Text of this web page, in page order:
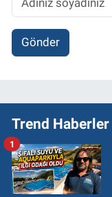
Gönder
Trend Haberler
1